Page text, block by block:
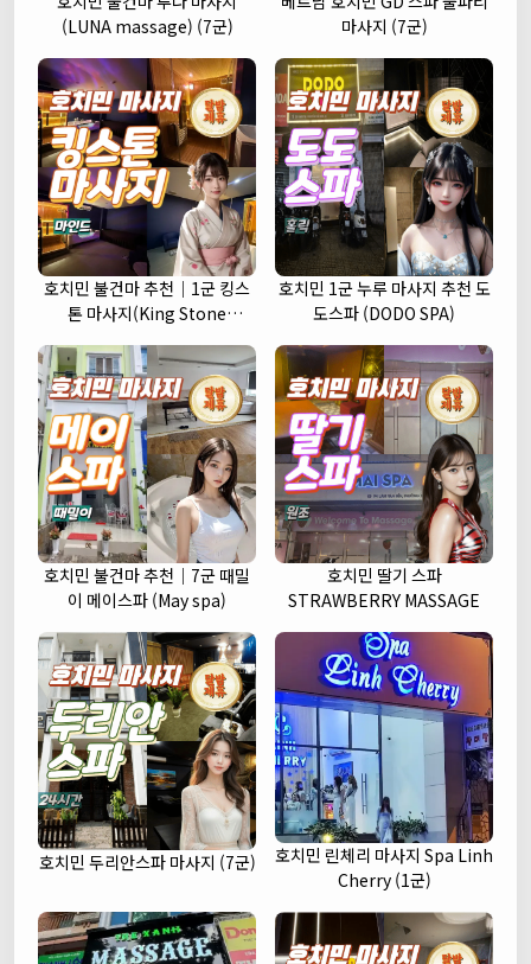
(LUNA massage) (7군)
마사지 (7군)
호치민 불건마 추천｜1군 킹스
톤 마사지(King Stone
호치민 1군 누루 마사지 추천 도
도스파 (DODO SPA)
호치민 불건마 추천｜7군 때밀
이 메이스파 (May spa)
호치민 딸기 스파
STRAWBERRY MASSAGE
호치민 두리안스파 마사지 (7군)
호치민 린체리 마사지 Spa Linh
Cherry (1군)